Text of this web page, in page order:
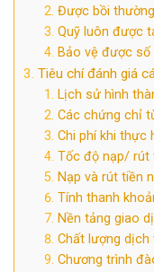
Được bồi
Quỹ luôn được
Bảo vệ được
Tiêu chí đánh giá
Lịch sử hình
Các chứng chỉ
Chi phí khi thực
Tốc độ nạp/ rút
Nạp và rút tiền
Tính thanh
Nền tảng giao
Chất lượng
Chương trình